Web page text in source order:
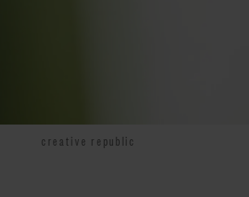
creative republic